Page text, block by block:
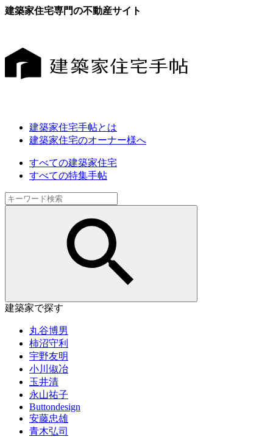
建築家住宅専門の不動産サイト
建築家住宅手帖とは
建築家住宅のオーナー様へ
すべての建築家住宅
すべての特集手帖
建築家で探す
丸谷博男
柿沼守利
宇野友明
小川俶冶
玉井清
永山祐子
Buttondesign
安藤忠雄
青木弘司